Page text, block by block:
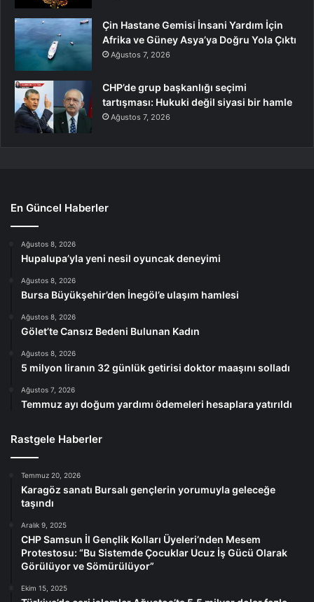
Çin Hastane Gemisi İnsani Yardım İçin
Afrika ve Güney Asya’ya Doğru Yola Çıktı
Ağustos 7, 2026
CHP’de grup başkanlığı seçimi
tartışması: Hukuki değil siyasi bir hamle
Ağustos 7, 2026
En Güncel Haberler
Ağustos 8, 2026
Hupalupa’yla yeni nesil oyuncak deneyimi
Ağustos 8, 2026
Bursa Büyükşehir’den İnegöl’e ulaşım hamlesi
Ağustos 8, 2026
Gölet’te Cansız Bedeni Bulunan Kadın
Ağustos 8, 2026
5 milyon liranın 32 günlük getirisi doktor maaşını solladı
Ağustos 7, 2026
Temmuz ayı doğum yardımı ödemeleri hesaplara yatırıldı
Rastgele Haberler
Temmuz 20, 2026
Karagöz sanatı Bursalı gençlerin yorumuyla geleceğe
taşındı
Aralık 9, 2025
CHP Samsun İl Gençlik Kolları Üyeleri’nden Mesem
Protestosu: “Bu Sistemde Çocuklar Ucuz İş Gücü Olarak
Görülüyor ve Sömürülüyor”
Ekim 15, 2025